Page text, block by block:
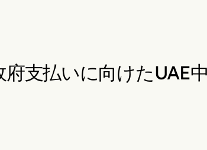
支払いに向けたUAE